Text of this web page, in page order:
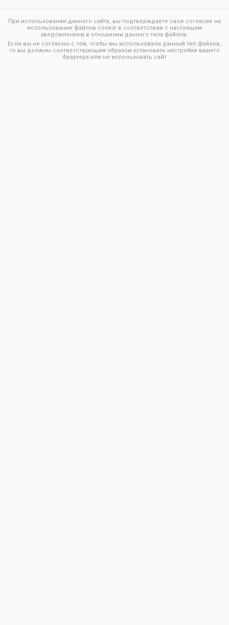
При использовании данного сайта, вы подтверждаете свое согласие на
использование файлов cookie в соответствии с настоящим
уведомлением в отношении данного типа файлов.
Если вы не согласны с тем, чтобы мы использовали данный тип файлов,
то вы должны соответствующим образом установить настройки вашего
браузера или не использовать сайт